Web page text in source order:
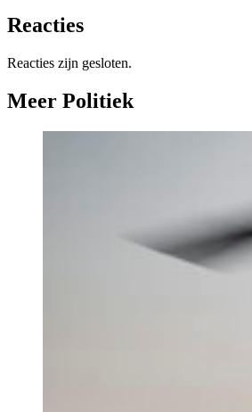
Reacties
Reacties zijn gesloten.
Meer Politiek